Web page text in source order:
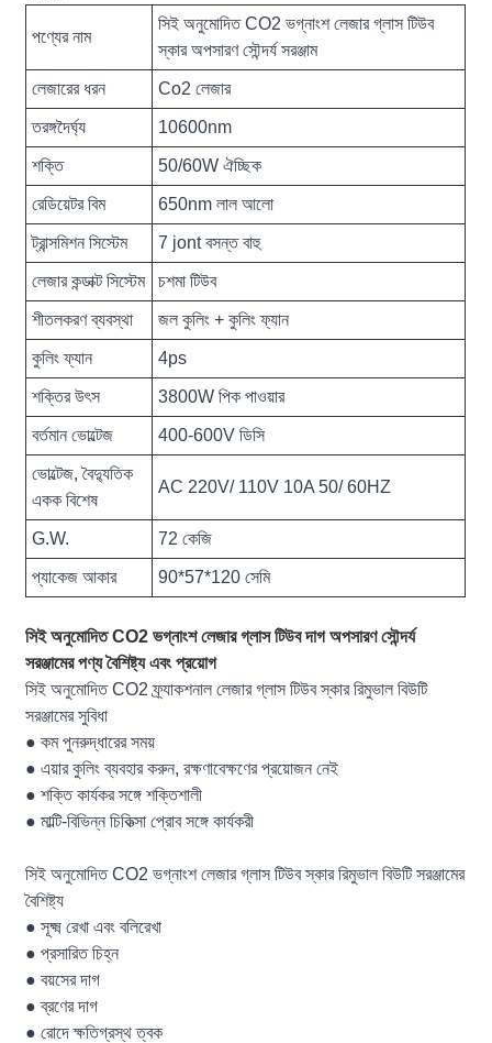
পণ্যের নাম
সিই অনুমোদিত CO2 ভগ্নাংশ লেজার গ্লাস টিউব
স্কার অপসারণ সৌন্দর্য সরঞ্জাম
লেজারের ধরন Co2 লেজার
তরঙ্গদৈর্ঘ্য 10600nm
শক্তি 50/60W ঐচ্ছিক
রেডিয়েটর বিম 650nm লাল আলো
ট্রান্সমিশন সিস্টেম 7 jont বসন্ত বাহু
লেজার কন্ডাক্ট সিস্টেম চশমা টিউব
শীতলকরণ ব্যবস্থা জল কুলিং + কুলিং ফ্যান
কুলিং ফ্যান 4ps
শক্তির উৎস 3800W পিক পাওয়ার
বর্তমান ভোল্টেজ 400-600V ডিসি
ভোল্টেজ, বৈদ্যুতিক
একক বিশেষ
AC 220V/ 110V 10A 50/ 60HZ
G.W. 72 কেজি
প্যাকেজ আকার 90*57*120 সেমি
সিই অনুমোদিত CO2 ভগ্নাংশ লেজার গ্লাস টিউব দাগ অপসারণ সৌন্দর্য
সরঞ্জামের পণ্য বৈশিষ্ট্য এবং প্রয়োগ
সিই অনুমোদিত CO2 ফ্র্যাকশনাল লেজার গ্লাস টিউব স্কার রিমুভাল বিউটি
সরঞ্জামের সুবিধা
● কম পুনরুদ্ধারের সময়
● এয়ার কুলিং ব্যবহার করুন, রক্ষণাবেক্ষণের প্রয়োজন নেই
● শক্তি কার্যকর সঙ্গে শক্তিশালী
● মাল্টি-বিভিন্ন চিকিত্সা প্রোব সঙ্গে কার্যকরী
সিই অনুমোদিত CO2 ভগ্নাংশ লেজার গ্লাস টিউব স্কার রিমুভাল বিউটি সরঞ্জামের
বৈশিষ্ট্য
● সূক্ষ্ম রেখা এবং বলিরেখা
● প্রসারিত চিহ্ন
● বয়সের দাগ
● ব্রণের দাগ
● রোদে ক্ষতিগ্রস্থ ত্বক